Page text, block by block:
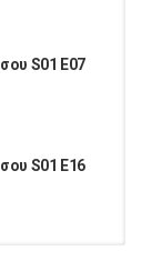
S01 E07
S01 E16